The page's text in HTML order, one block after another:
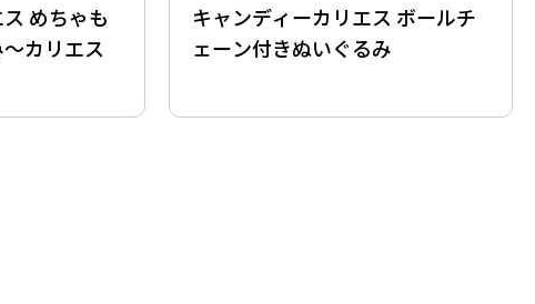
めちゃも
カリエス
キャンディーカリエス ボールチ
ェーン付きぬいぐるみ